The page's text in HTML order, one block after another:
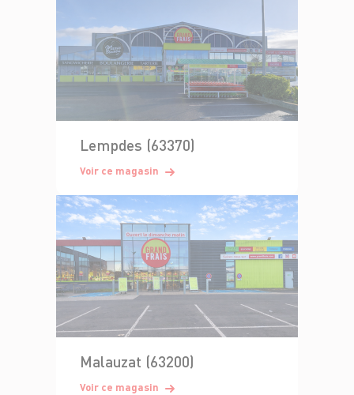
Lempdes (63370)
Voir ce magasin
Malauzat (63200)
Voir ce magasin